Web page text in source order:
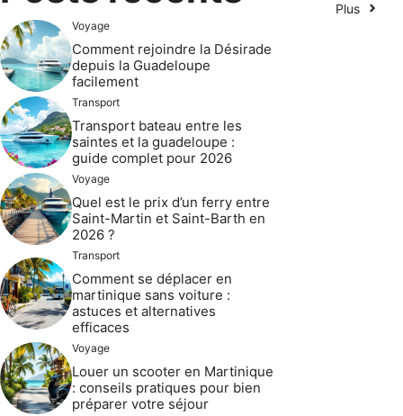
Plus
Voyage
Comment rejoindre la Désirade
depuis la Guadeloupe
facilement
Transport
Transport bateau entre les
saintes et la guadeloupe :
guide complet pour 2026
Voyage
Quel est le prix d’un ferry entre
Saint-Martin et Saint-Barth en
2026 ?
Transport
Comment se déplacer en
martinique sans voiture :
astuces et alternatives
efficaces
Voyage
Louer un scooter en Martinique
: conseils pratiques pour bien
préparer votre séjour